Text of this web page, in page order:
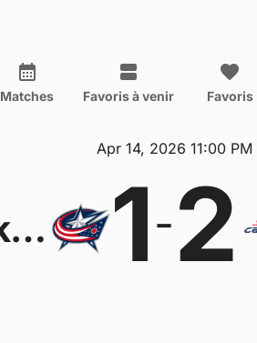
Matches Favoris à venir Favoris
Apr 14, 2026 11:00 PM
Columbus Blue Jackets 1-2